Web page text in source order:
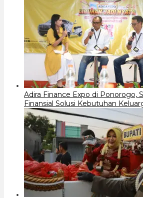
Adira Finance Expo di Ponorogo,
Finansial Solusi Kebutuhan